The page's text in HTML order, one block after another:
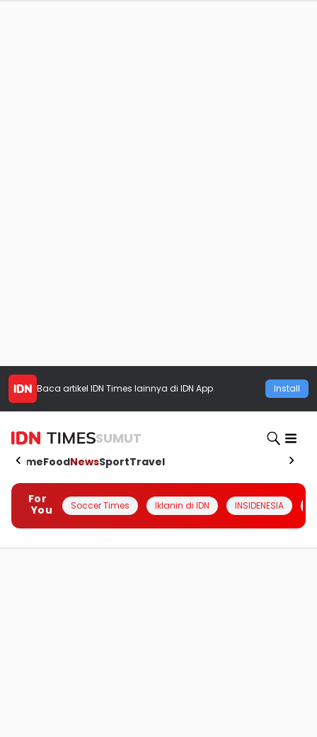
Baca artikel IDN Times lainnya di IDN App Install
SUMUT
HomeFoodNewsSportTravel
For
You
Soccer Times Iklanin di IDN INSIDENESIA